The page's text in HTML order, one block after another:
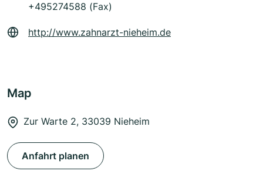
+495274588 (Fax)
http://www.zahnarzt-nieheim.de
Map
Zur Warte 2, 33039 Nieheim
Anfahrt planen